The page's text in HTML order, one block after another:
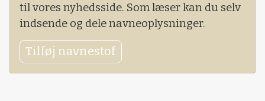
til vores nyhedsside. Som læser kan du selv
indsende og dele navneoplysninger.
Tilføj navnestof